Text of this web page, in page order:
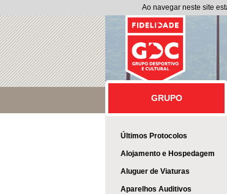
Ao navegar neste site
GRUPO
GRUPO
Últimos Protocolos
Alojamento e Hospedagem
Aluguer de Viaturas
Aparelhos Auditivos